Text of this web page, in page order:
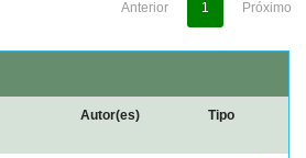
Anterior 1 Próximo
Autor(es) Tipo